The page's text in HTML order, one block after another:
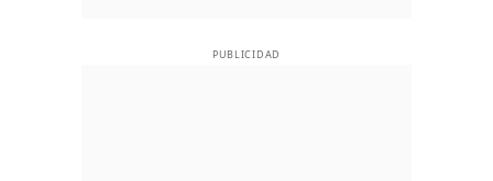
PUBLICIDAD